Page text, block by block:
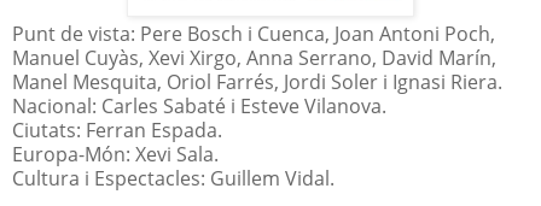
Punt de vista: Pere Bosch i Cuenca, Joan Antoni Poch,
Manuel Cuyàs, Xevi Xirgo, Anna Serrano, David Marín,
Manel Mesquita, Oriol Farrés, Jordi Soler i Ignasi Riera.
Nacional: Carles Sabaté i Esteve Vilanova.
Ciutats: Ferran Espada.
Europa-Món: Xevi Sala.
Cultura i Espectacles: Guillem Vidal.